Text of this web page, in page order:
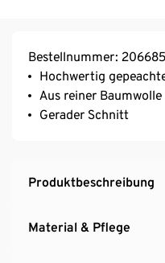
Bestellnummer: 206685
Hochwertig
Aus reiner Baumwolle
Gerader Schnitt
Produktbeschreibung
Material & Pflege